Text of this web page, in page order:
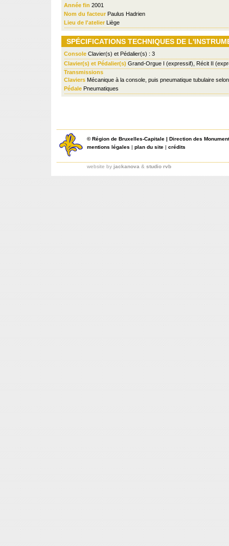
Année fin 2001
Nom du facteur Paulus Hadrien
Lieu de l'atelier Liège
SPÉCIFICATIONS TECHNIQUES DE
Console Clavier(s) et Pédalier(s) : 3
Clavier(s) et Pédalier(s) Grand-Orgue I (expressif), Récit II
Transmissions
Claviers Mécanique à la console, puis pneumatique tubulaire
Pédale Pneumatiques
©Région de Bruxelles-Capitale | Direction des
mentions légales | plan du site | crédits
website by jackanova & studio rvb